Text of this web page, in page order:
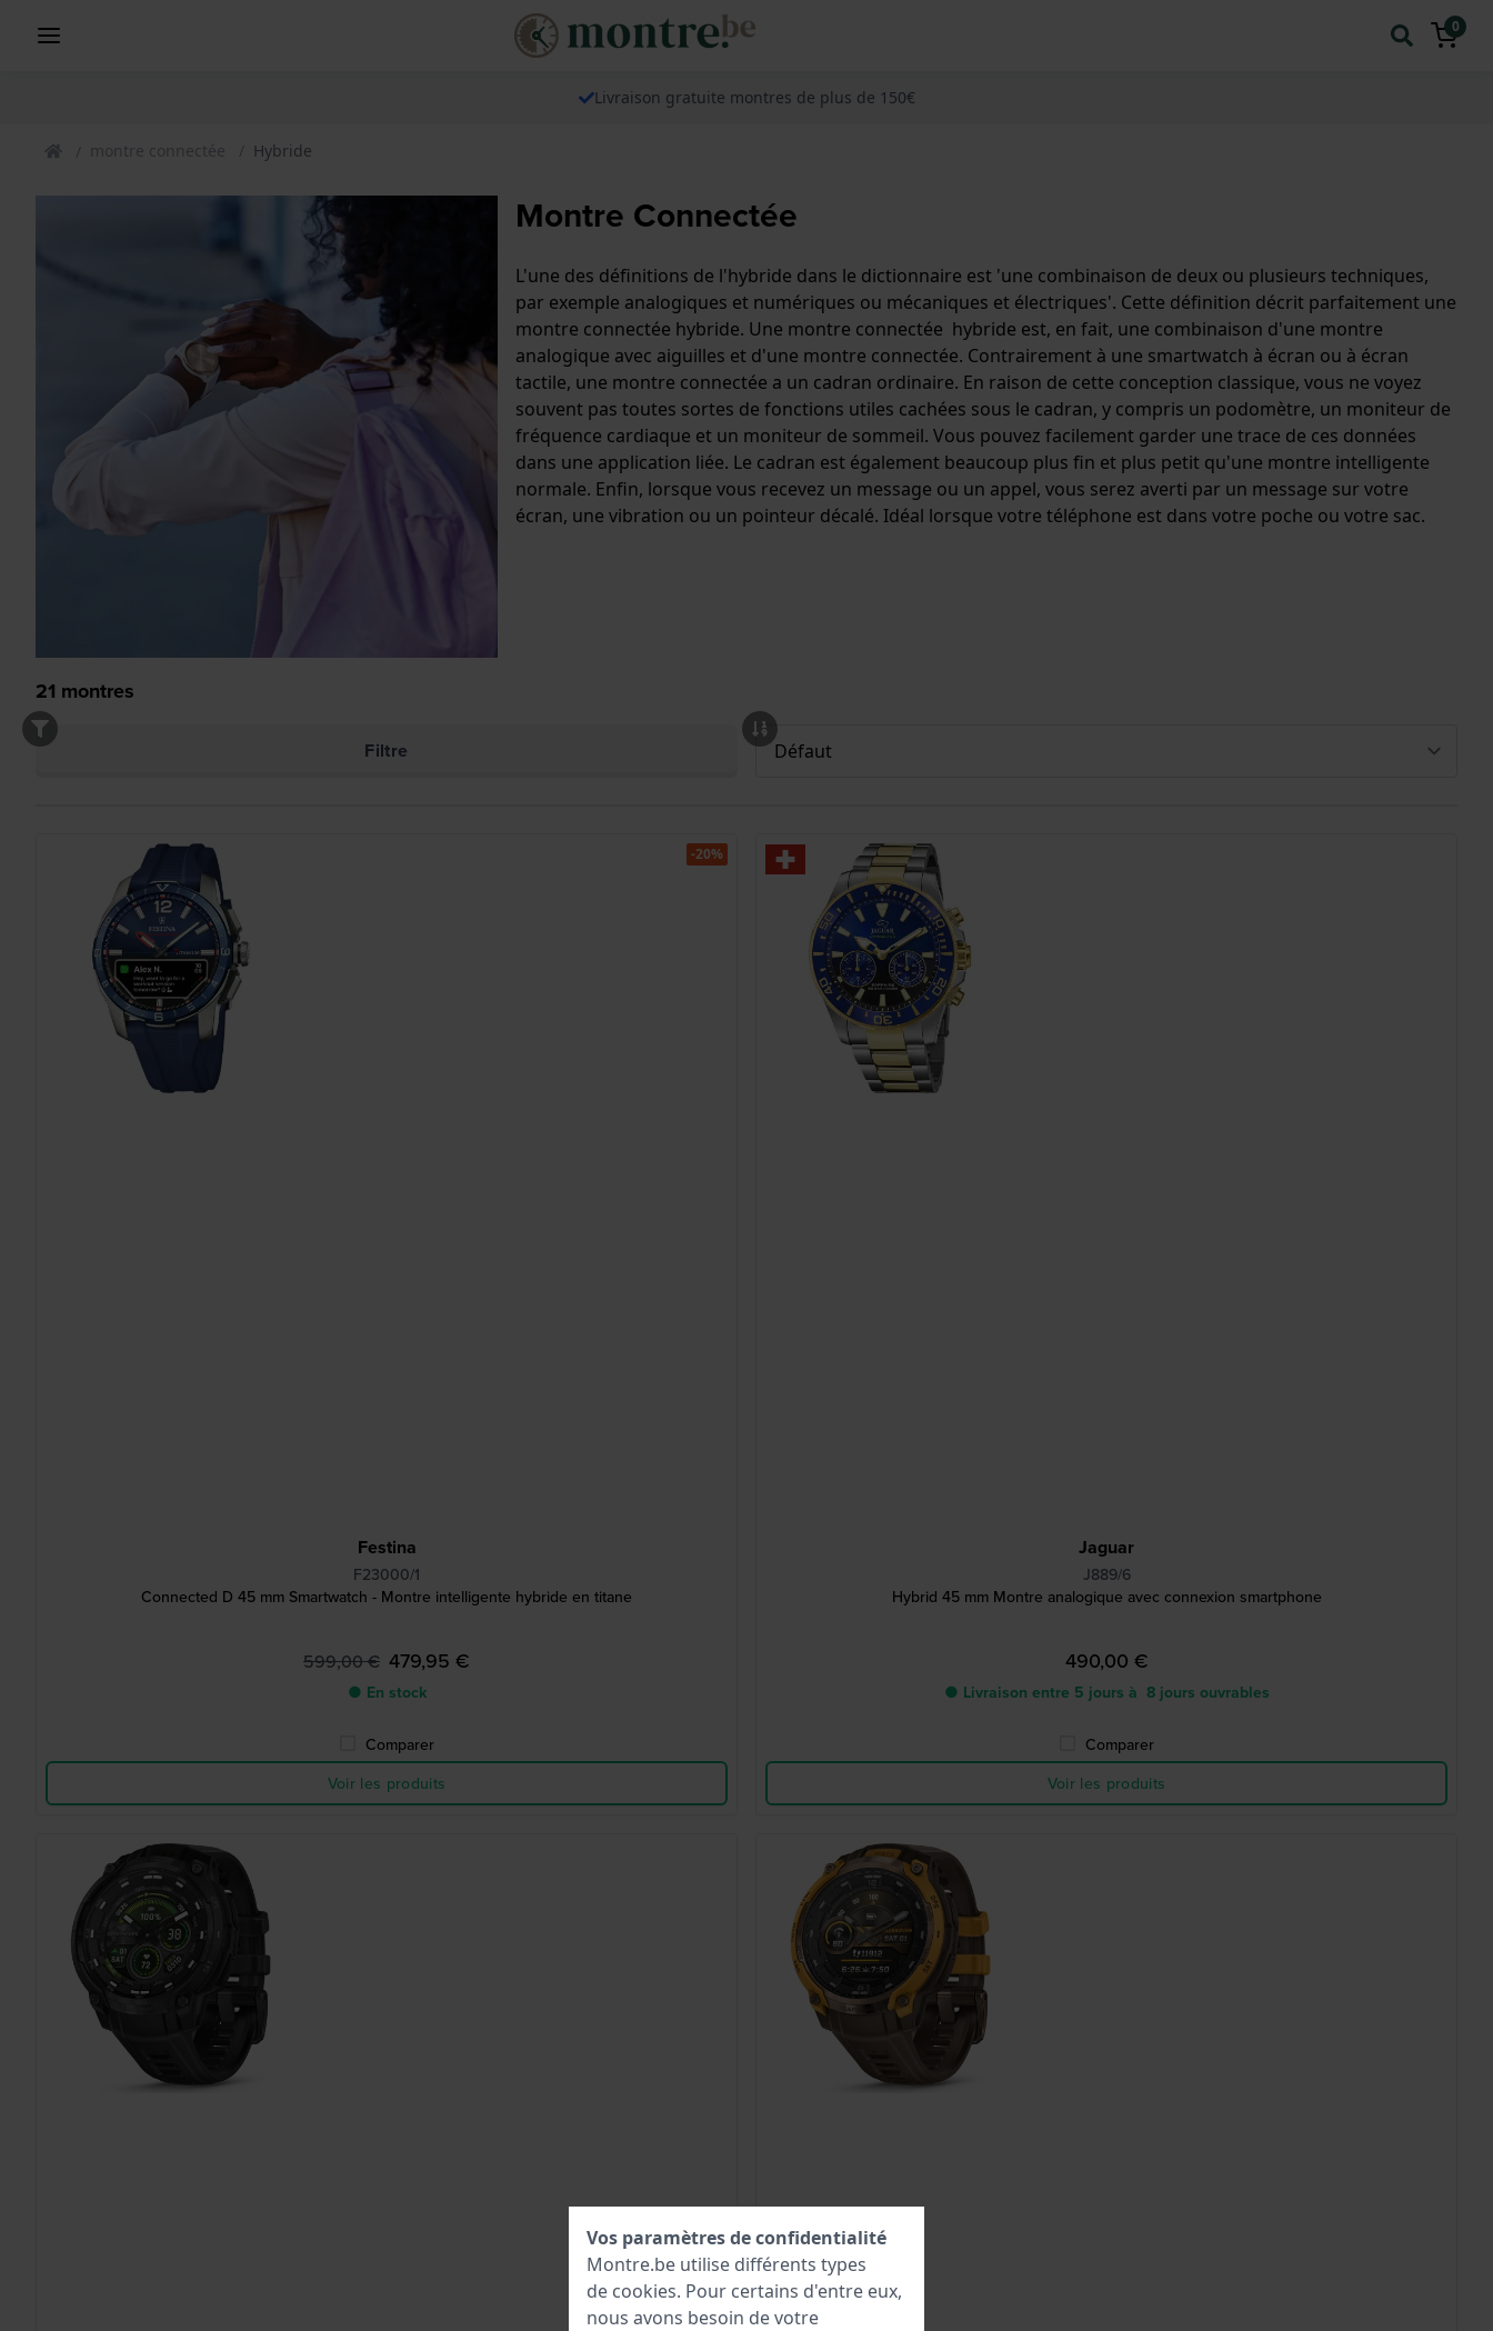
0
Livraison gratuite montres de plus de 150€
montre connectée Hybride
Montre Connectée
L'une des définitions de l'hybride dans le dictionnaire est 'une combinaison de deux ou plusieurs techniques,
par exemple analogiques et numériques ou mécaniques et électriques'. Cette définition décrit parfaitement une
montre connectée hybride. Une montre connectée hybride est, en fait, une combinaison d'une montre
analogique avec aiguilles et d'une montre connectée. Contrairement à une smartwatch à écran ou à écran
tactile, une montre connectée a un cadran ordinaire. En raison de cette conception classique, vous ne voyez
souvent pas toutes sortes de fonctions utiles cachées sous le cadran, y compris un podomètre, un moniteur de
fréquence cardiaque et un moniteur de sommeil. Vous pouvez facilement garder une trace de ces données
dans une application liée. Le cadran est également beaucoup plus fin et plus petit qu'une montre intelligente
normale. Enfin, lorsque vous recevez un message ou un appel, vous serez averti par un message sur votre
écran, une vibration ou un pointeur décalé. Idéal lorsque votre téléphone est dans votre poche ou votre sac.
21 montres
Filtre
Festina
F23000/1
Connected D 45 mm Smartwatch - Montre intelligente hybride en titane
599,00 € 479,95 €
● En stock
Comparer
Voir les produits
-20%
Jaguar
J889/6
Hybrid 45 mm Montre analogique avec connexion smartphone
490,00 €
● Livraison entre 5 jours à 8 jours ouvrables
Comparer
Voir les produits
Vos paramètres de confidentialité
Montre.be utilise différents types
de cookies. Pour certains d'entre eux,
nous avons besoin de votre